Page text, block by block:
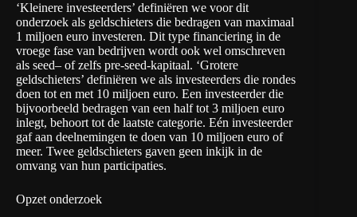
‘Kleinere investeerders’ definiëren we voor dit
onderzoek als geldschieters die bedragen van maximaal
1 miljoen euro investeren. Dit type financiering in de
vroege fase van bedrijven wordt ook wel omschreven
als seed– of zelfs pre-seed-kapitaal. ‘Grotere
geldschieters’ definiëren we als investeerders die rondes
doen tot en met 10 miljoen euro. Een investeerder die
bijvoorbeeld bedragen van een half tot 3 miljoen euro
inlegt, behoort tot de laatste categorie. Eén investeerder
gaf aan deelnemingen te doen van 10 miljoen euro of
meer. Twee geldschieters gaven geen inkijk in de
omvang van hun participaties.
Opzet onderzoek